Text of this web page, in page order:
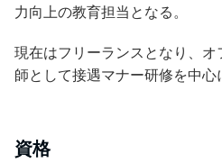
力向上の教育担当となる。
現在はフリーランスとなり、
師として接遇マナー研修を中心
資格